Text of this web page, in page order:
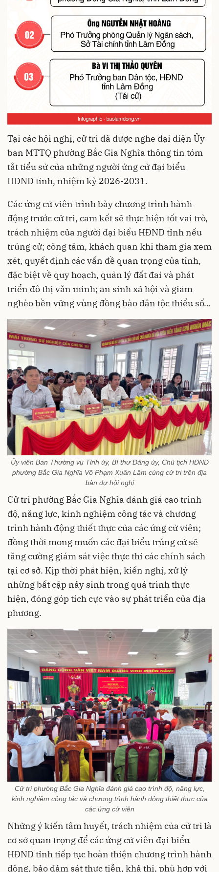
Tại các hội nghị, cử tri đã được nghe đại diện Ủy
ban MTTQ phường Bắc Gia Nghĩa thông tin tóm
tắt tiểu sử của những người ứng cử đại biểu
HĐND tỉnh, nhiệm kỳ 2026-2031.
Các ứng cử viên trình bày chương trình hành
động trước cử tri, cam kết sẽ thực hiện tốt vai trò,
trách nhiệm của người đại biểu HĐND tỉnh nếu
trúng cử; công tâm, khách quan khi tham gia xem
xét, quyết định các vấn đề quan trọng của tỉnh,
đặc biệt về quy hoạch, quản lý đất đai và phát
triển đô thị văn minh; an sinh xã hội và giảm
nghèo bền vững vùng đồng bào dân tộc thiểu số…
Ủy viên Ban Thường vụ Tỉnh ủy, Bí thư Đảng ủy, Chủ tịch HĐND
phường Bắc Gia Nghĩa Võ Phạm Xuân Lâm cùng cử tri trên địa
bàn dự hội nghị
Cử tri phường Bắc Gia Nghĩa đánh giá cao trình
độ, năng lực, kinh nghiệm công tác và chương
trình hành động thiết thực của các ứng cử viên;
đồng thời mong muốn các đại biểu trúng cử sẽ
tăng cường giám sát việc thực thi các chính sách
tại cơ sở. Kịp thời phát hiện, kiến nghị, xử lý
những bất cập nảy sinh trong quá trình thực
hiện, đóng góp tích cực vào sự phát triển của địa
phương.
Cử tri phường Bắc Gia Nghĩa đánh giá cao trình độ, năng lực,
kinh nghiệm công tác và chương trình hành động thiết thực của
các ứng cử viên
Những ý kiến tâm huyết, trách nhiệm của cử tri là
cơ sở quan trọng để các ứng cử viên đại biểu
HĐND tỉnh tiếp tục hoàn thiện chương trình hành
động, bảo đảm sát thực tiễn, khả thi, phù hợp với